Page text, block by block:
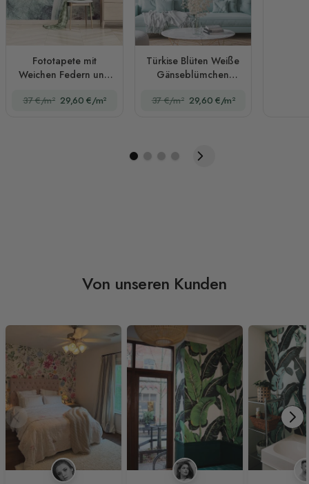
Fototapete mit
Weichen Federn und
37 €/m² 29,60 €/m²
Türkise Blüten Weiße
Gänseblümchen
37 €/m² 29,60 €/m²
Von unseren Kunden